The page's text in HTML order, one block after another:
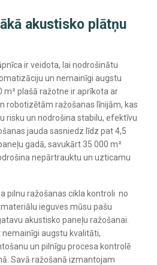
akustisko plātņu
ir veidota, lai nodrošinātu
un nemainīgi augstu
m² plašā ražotne ir aprīkota ar
robotizētām ražošanas līnijām, kas
risku un nodrošina stabilu, efektīvu
jauda sasniedz līdz pat 4,5
gadā, savukārt 35 000 m²
nepārtrauktu un uzticamu
pilnu ražošanas cikla kontroli no
ieguves mūsu pašu
akustisko paneļu ražošanai.
augstu kvalitāti,
un pilnīgu procesa kontrolē
Savā ražošanā izmantojam